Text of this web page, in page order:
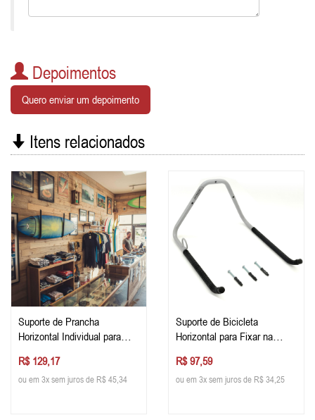
Depoimentos
Quero enviar um depoimento
Itens relacionados
Suporte de Prancha
Horizontal Individual para
R$ 129,17
ou em 3x sem juros de R$ 45,34
Suporte de Bicicleta
Horizontal para Fixar na
R$ 97,59
ou em 3x sem juros de R$ 34,25